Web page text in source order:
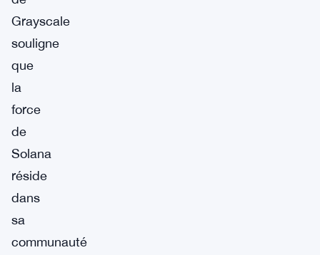
Grayscale
souligne
que
la
force
de
Solana
réside
dans
sa
communauté